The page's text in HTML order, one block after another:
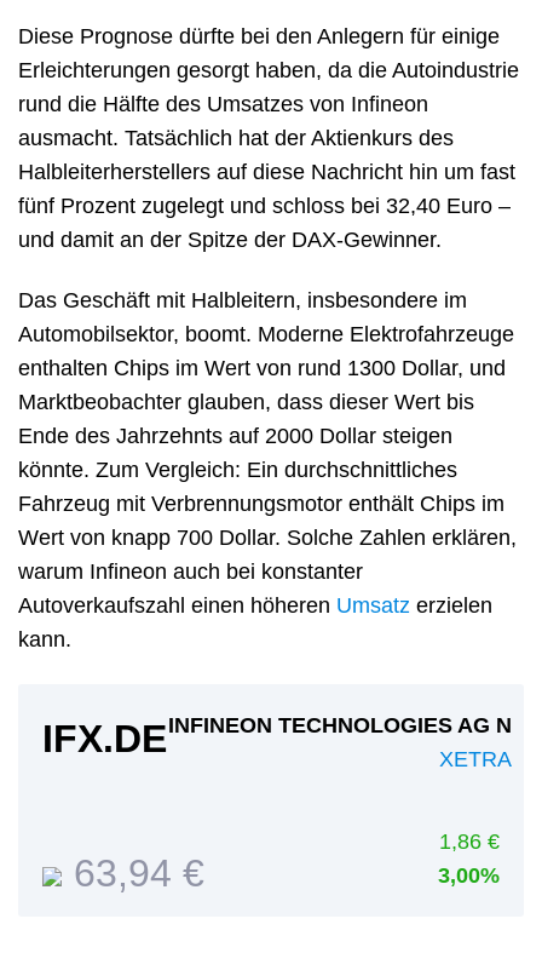
Diese Prognose dürfte bei den Anlegern für einige
Erleichterungen gesorgt haben, da die Autoindustrie
rund die Hälfte des Umsatzes von Infineon
ausmacht. Tatsächlich hat der Aktienkurs des
Halbleiterherstellers auf diese Nachricht hin um fast
fünf Prozent zugelegt und schloss bei 32,40 Euro –
und damit an der Spitze der DAX-Gewinner.
Das Geschäft mit Halbleitern, insbesondere im
Automobilsektor, boomt. Moderne Elektrofahrzeuge
enthalten Chips im Wert von rund 1300 Dollar, und
Marktbeobachter glauben, dass dieser Wert bis
Ende des Jahrzehnts auf 2000 Dollar steigen
könnte. Zum Vergleich: Ein durchschnittliches
Fahrzeug mit Verbrennungsmotor enthält Chips im
Wert von knapp 700 Dollar. Solche Zahlen erklären,
warum Infineon auch bei konstanter
Autoverkaufszahl einen höheren Umsatz erzielen
kann.
IFX.DEINFINEON TECHNOLOGIES AG N
XETRA
63,94 €
1,86 €
3,00%